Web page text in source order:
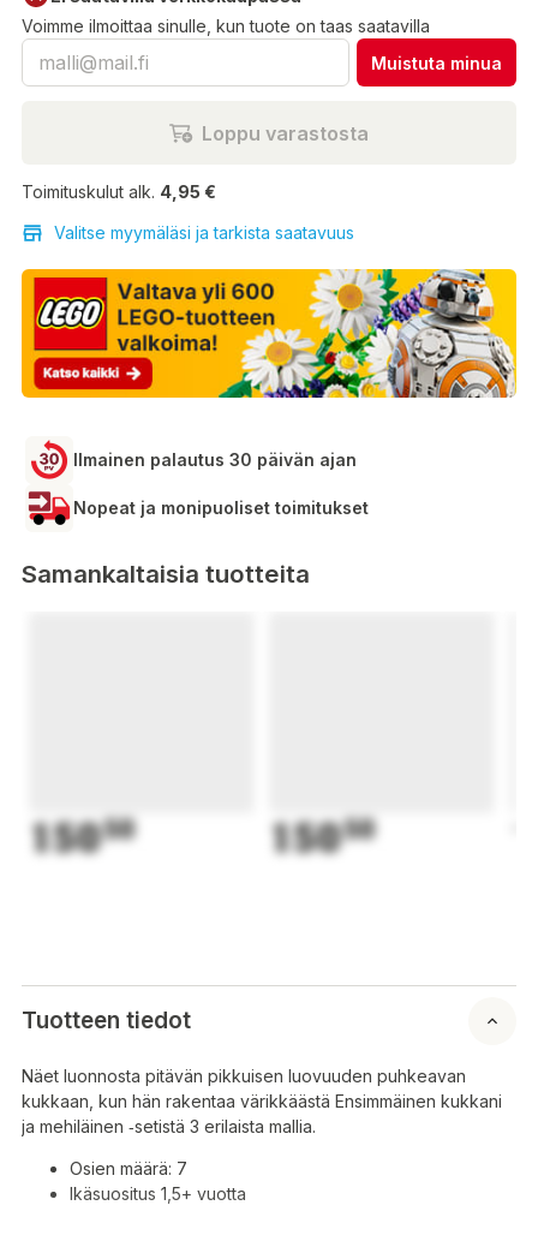
Voimme ilmoittaa sinulle, kun tuote on taas saatavilla
Muistuta minua
Loppu varastosta
Toimituskulut alk. 4,95 €
Valitse myymäläsi ja tarkista saatavuus
Ilmainen palautus 30 päivän ajan
Nopeat ja monipuoliset toimitukset
Samankaltaisia tuotteita
15050 15050
Tuotteen tiedot
Näet luonnosta pitävän pikkuisen luovuuden puhkeavan
kukkaan, kun hän rakentaa värikkäästä Ensimmäinen kukkani
ja mehiläinen ‑setistä 3 erilaista mallia.
Osien määrä: 7
Ikäsuositus 1,5+ vuotta